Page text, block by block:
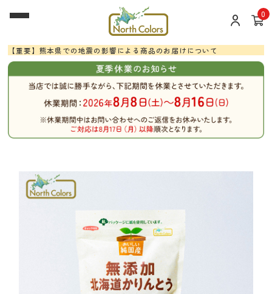
0
【重要】熊本県での地震の影響による商品のお届けについて